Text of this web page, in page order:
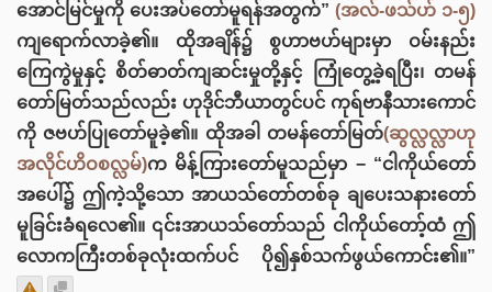
အောင်မြင်မှုကို ပေးအပ်တော်မူရန်အတွက်” (အလ်-ဖသ်ဟ် ၁-၅)
ကျရောက်လာခဲ့၏။ ထိုအချိန်၌ စွဟာဗဟ်များမှာ ဝမ်းနည်း
ကြေကွဲမှုနှင့် စိတ်ဓာတ်ကျဆင်းမှုတို့နှင့် ကြုံတွေ့ခဲ့ရပြီး၊ တမန်
တော်မြတ်သည်လည်း ဟုဒိုင်ဘီယာတွင်ပင် ကုရ်ဗာနီသားကောင်
ကို ဇ‌ဗဟ်ပြုတော်မူခဲ့၏။ ထိုအခါ တမန်တော်မြတ်(ဆွလ္လလ္လာဟု
အလိုင်ဟိဝစလ္လမ်)က မိန့်ကြားတော်မူသည်မှာ − “ငါကိုယ်တော်
အပေါ်၌ ဤကဲ့သို့သော အာယသ်တော်တစ်ခု ချပေးသနားတော်
မူခြင်းခံရလေ၏။ ၎င်းအာယသ်တော်သည် ငါကိုယ်တော့်ထံ ဤ
လောကကြီးတစ်ခုလုံးထက်ပင် ပို၍နှစ်သက်ဖွယ်ကောင်း၏။”